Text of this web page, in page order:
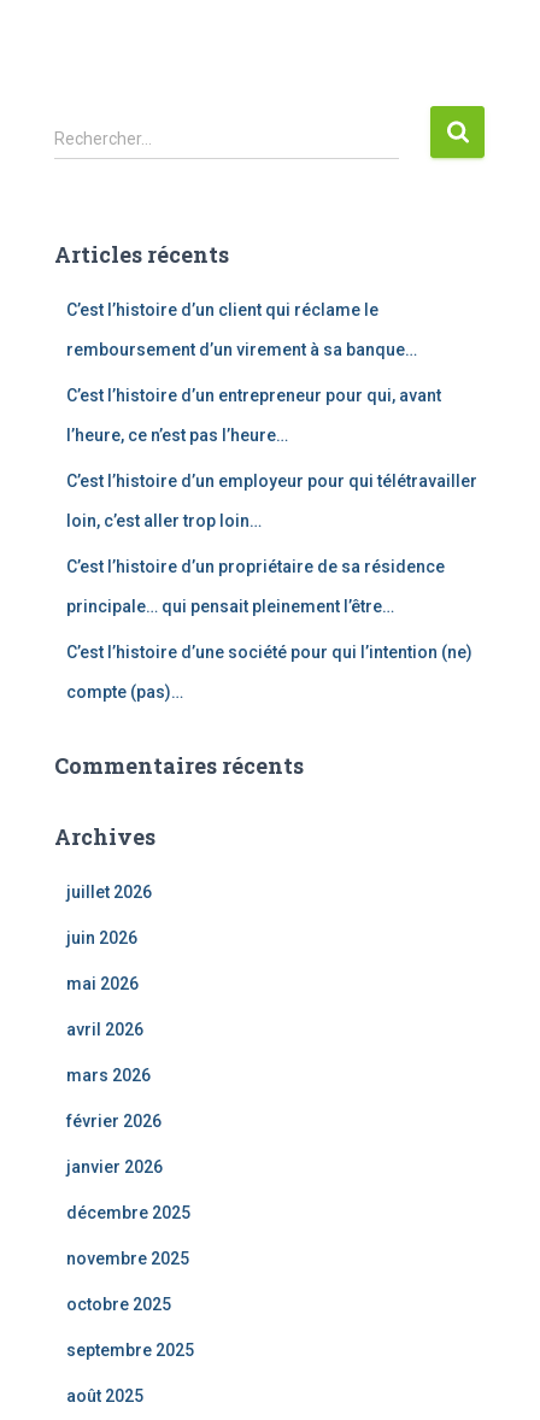
R
e
r
Rechercher…
Articles récents
C’est l’histoire d’un client qui réclame le
remboursement d’un virement à sa banque…
C’est l’histoire d’un entrepreneur pour qui, avant
l’heure, ce n’est pas l’heure…
C’est l’histoire d’un employeur pour qui télétravailler
loin, c’est aller trop loin…
C’est l’histoire d’un propriétaire de sa résidence
principale… qui pensait pleinement l’être…
C’est l’histoire d’une société pour qui l’intention (ne)
compte (pas)…
Commentaires récents
Archives
juillet 2026
juin 2026
mai 2026
avril 2026
mars 2026
février 2026
janvier 2026
décembre 2025
novembre 2025
octobre 2025
septembre 2025
août 2025